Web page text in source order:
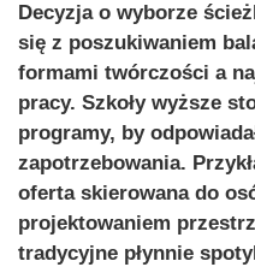
Decyzja o wyborze
się z poszukiwaniem
formami twórczości a
pracy. Szkoły wyższe
programy, by
zapotrzebowania.
oferta skierowana do
projektowaniem
tradycyjne płynnie